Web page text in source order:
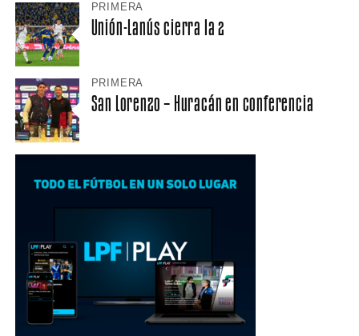
PRIMERA
Unión-Lanús cierra la 2
PRIMERA
San Lorenzo – Huracán en conferencia